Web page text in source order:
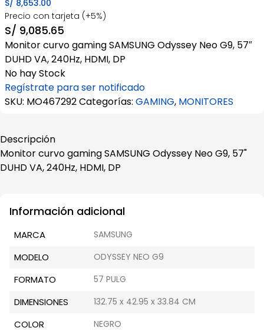
S/ 8,653.00
Precio con tarjeta (+5%)
S/ 9,085.65
Monitor curvo gaming SAMSUNG Odyssey Neo G9, 57″
DUHD VA, 240Hz, HDMI, DP
No hay Stock
Regístrate para ser notificado
SKU: MO467292Categorías: GAMING, MONITORES
Descripción
Monitor curvo gaming SAMSUNG Odyssey Neo G9, 57"
DUHD VA, 240Hz, HDMI, DP
Información adicional
MARCA SAMSUNG
MODELO ODYSSEY NEO G9
FORMATO 57 PULG
DIMENSIONES 132.75 x 42.95 x 33.84 CM
COLOR NEGRO